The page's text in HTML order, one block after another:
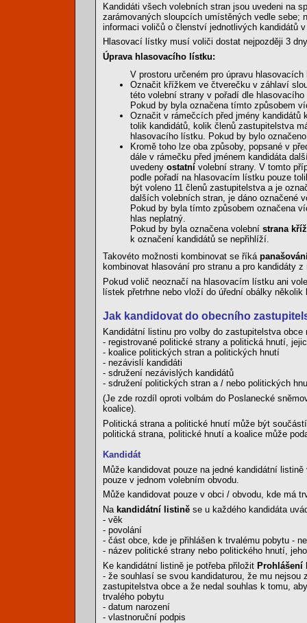
Kandidáti všech volebních stran jsou uvedeni na
zarámovaných sloupcích umístěných vedle sebe;
informaci voličů o členství jednotlivých kandidátů
Hlasovací lístky musí voliči dostat nejpozději 3
Úprava hlasovacího lístku:
V prostoru určeném pro úpravu
Označit křížkem ve čtverečku v záhlaví
této volební strany v pořadí dle
Pokud by byla označena tímto způsobem
Označit v rámečcích před jmény kandidátů
tolik kandidátů, kolik členů zastupitelstva
hlasovacího lístku. Pokud by bylo
Kromě toho lze oba způsoby, popsané v
dále v rámečku před jménem kandidáta
uvedeny ostatní volební strany. V tomto
podle pořadí na hlasovacím lístku pouze
být voleno 11 členů zastupitelstva a je
dalších volebních stran, je dáno označené
Pokud by byla tímto způsobem označena
hlas neplatný.
Pokud by byla označena volební strana
k označení kandidátů se nepřihlíží.
Takovéto možnosti kombinovat se říká
kombinovat hlasování pro stranu a pro kandidáty
Pokud volič neoznačí na hlasovacím lístku ani
lístek přetrhne nebo vloží do úřední obálky
Jak kandidovat do obecního
Kandidátní listinu pro volby do zastupitelstva
- registrované politické strany a politická hnutí,
- koalice politických stran a politických hnutí
- nezávislí kandidáti
- sdružení nezávislých kandidátů
- sdružení politických stran a / nebo politických
(Je zde rozdíl oproti volbám do Poslanecké
koalice).
Politická strana a politické hnutí může být
politická strana, politické hnutí a koalice může
Kandidát
Může kandidovat pouze na jedné kandidátní
pouze v jednom volebním obvodu.
Může kandidovat pouze v obci / obvodu, kde má
Na kandidátní listině se u každého kandidáta
- věk
- povolání
- část obce, kde je přihlášen k trvalému pobytu -
- název politické strany nebo politického hnutí,
Ke kandidátní listině je potřeba přiložit Prohlášení
- že souhlasí se svou kandidaturou, že mu
zastupitelstva obce a že nedal souhlas k tomu,
trvalého pobytu
- datum narození
- vlastnoruční podpis